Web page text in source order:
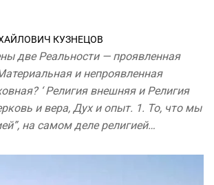
КУЗНЕЦОВ
две Реальности — проявленная
и непроявленная
‘ Религия внешняя и Религия
и вера, Дух и опыт. 1. То, что мы
на самом деле религией…